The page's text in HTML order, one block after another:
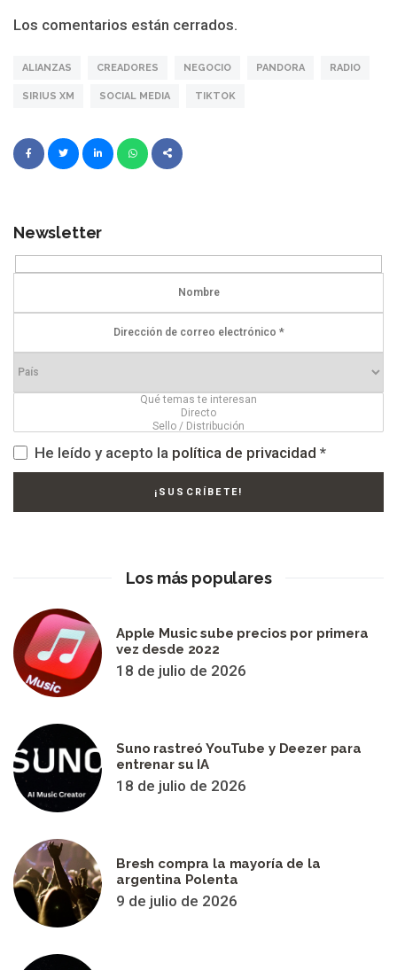
Los comentarios están cerrados.
ALIANZAS CREADORES NEGOCIO PANDORA RADIO
SIRIUS XM SOCIAL MEDIA TIKTOK
Newsletter
He leído y acepto la política de privacidad *
Los más populares
Apple Music sube precios por primera
vez desde 2022
18 de julio de 2026
Suno rastreó YouTube y Deezer para
entrenar su IA
18 de julio de 2026
Bresh compra la mayoría de la
argentina Polenta
9 de julio de 2026